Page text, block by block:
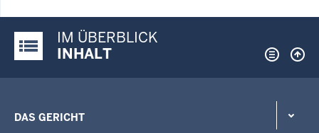
Justiz-Portal im Überblick:
IM ÜBERBLICK
INHALT
DAS GERICHT